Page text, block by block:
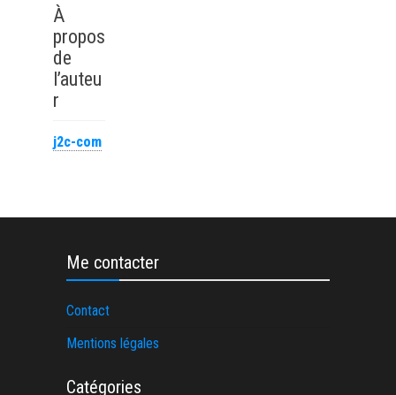
communication
?
À
propos
de
l’auteu
r
j2c-com
Me contacter
Contact
Mentions légales
Catégories